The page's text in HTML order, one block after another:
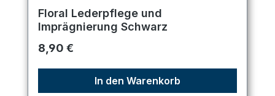
Durchschnittliche Bewertung von 5 von 5 Sternen
Floral Lederpflege und
Imprägnierung Schwarz
Regulärer Preis:
8,90 €
In den Warenkorb